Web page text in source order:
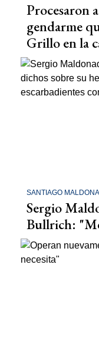
Procesaron
gendarme
Grillo en la
SANTIAGO
Sergio
Bullrich: